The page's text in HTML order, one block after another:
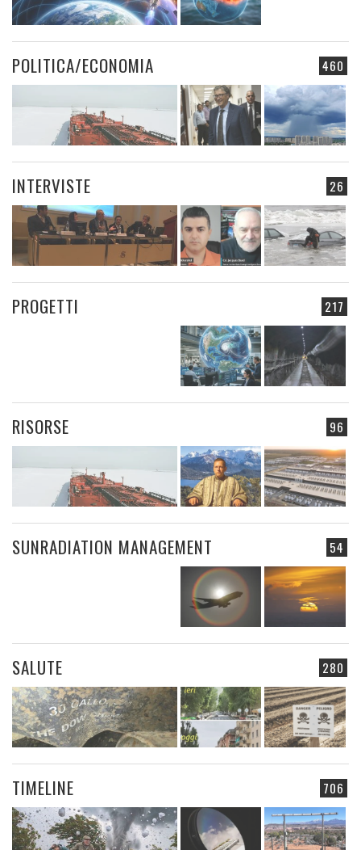
460
POLITICA/ECONOMIA
26
INTERVISTE
217
PROGETTI
96
RISORSE
54
SUNRADIATION MANAGEMENT
280
SALUTE
706
TIMELINE